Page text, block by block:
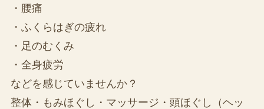
・腰痛
・ふくらはぎの疲れ
・足のむくみ
・全身疲労
などを感じていませんか？
整体・もみほぐし・マッサージ・頭ほぐし（ヘッ